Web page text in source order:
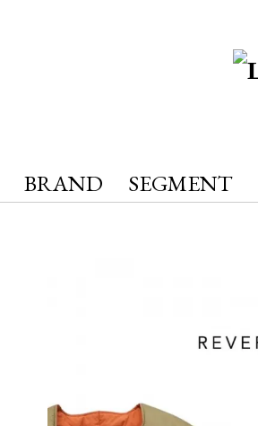
BRAND SEGMENT